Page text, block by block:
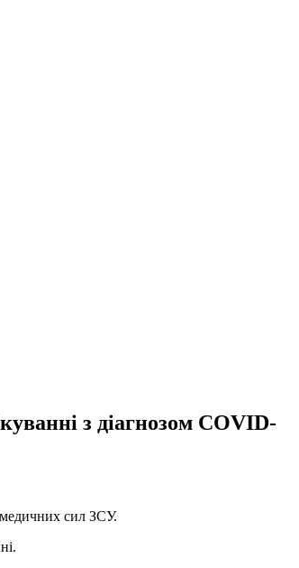
з діагнозом COVID-
сил ЗСУ.